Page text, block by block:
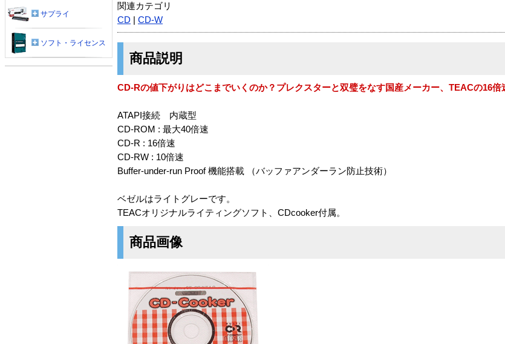
関連カテゴリ
CD
CD-W
商品説明
CD-Rの値下がりはどこまでいくのか？プレクスターと双璧をなす国産メーカー、TEACの16倍
ATAPI接続 内蔵型
CD-ROM : 最大40倍速
CD-R : 16倍速
CD-RW : 10倍速
Buffer-under-run Proof 機能搭載 （バッファアンダーラン防止技術）
ベゼルはライトグレーです。
TEACオリジナルライティングソフト、CDcooker付属。
商品画像
サプライ
ソフト・ライセンス